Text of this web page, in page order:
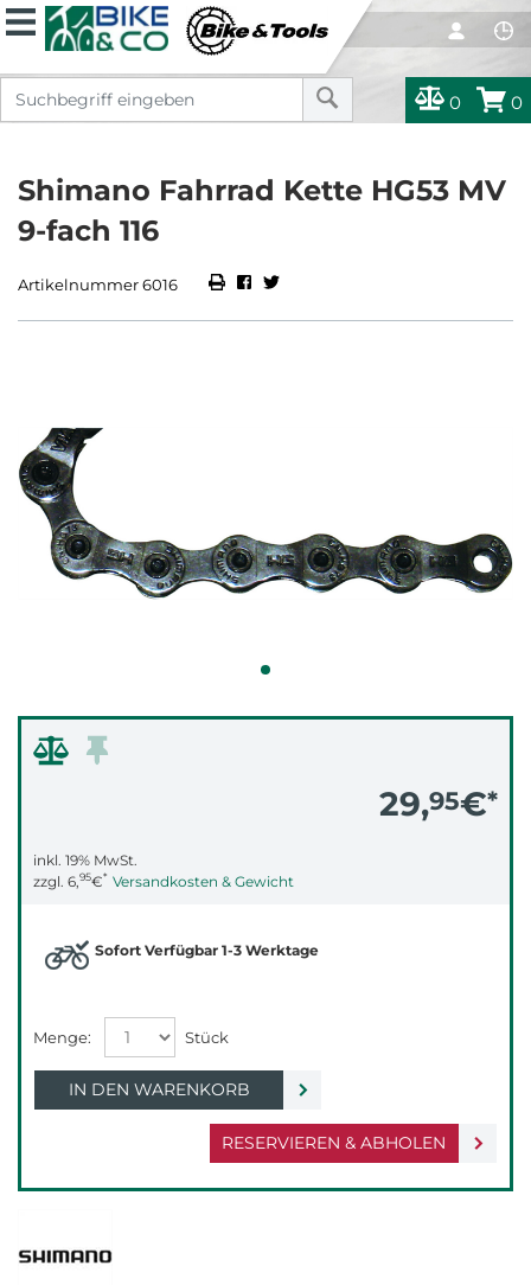
0 0
Shimano Fahrrad Kette HG53 MV
9-fach 116
Artikelnummer 6016
29,95€*
inkl. 19% MwSt.
zzgl. 6,95€* Versandkosten & Gewicht
RESERVIEREN & ABHOLEN
Sofort Verfügbar 1-3 Werktage
IN DEN WARENKORB